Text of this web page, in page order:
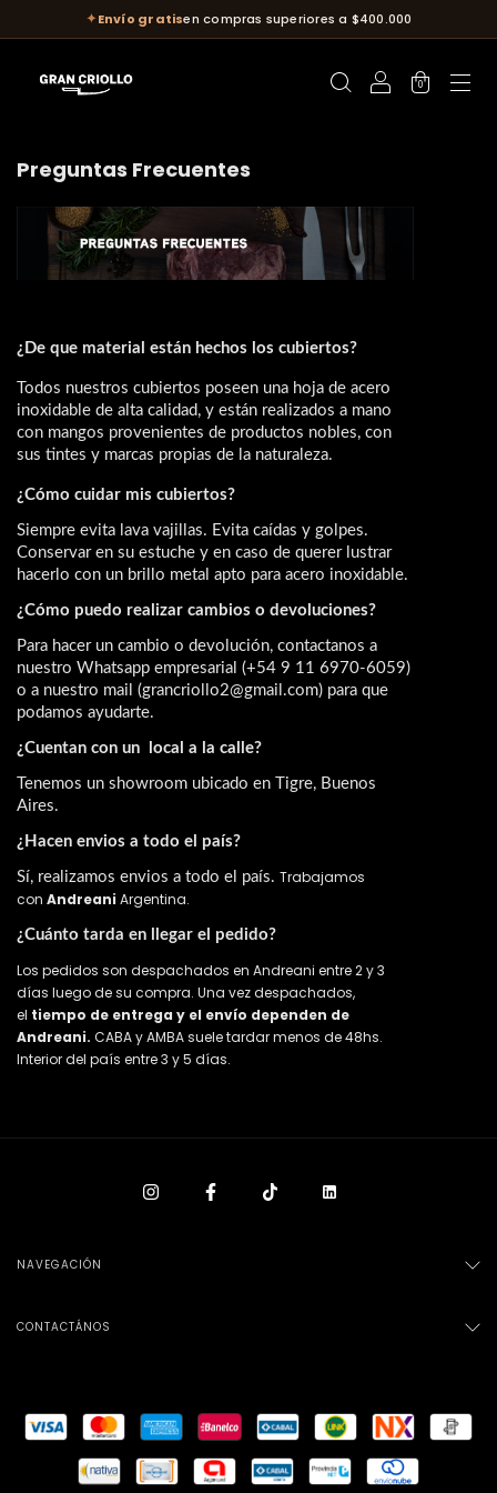
✦Envío gratisen compras superiores a $400.000
0
Preguntas Frecuentes
¿De que material están hechos los cubiertos?
Todos nuestros cubiertos poseen una hoja de acero
inoxidable de alta calidad, y están realizados a mano
con mangos provenientes de productos nobles, con
sus tintes y marcas propias de la naturaleza.
¿Cómo cuidar mis cubiertos?
Siempre evita lava vajillas. Evita caídas y golpes.
Conservar en su estuche y en caso de querer lustrar
hacerlo con un brillo metal apto para acero inoxidable.
¿Cómo puedo realizar cambios o devoluciones?
Para hacer un cambio o devolución, contactanos a
nuestro Whatsapp empresarial (+54 9 11 6970-6059)
o a nuestro mail (grancriollo2@gmail.com) para que
podamos ayudarte.
¿Cuentan con un  local a la calle?
Tenemos un showroom ubicado en Tigre, Buenos
Aires.
¿Hacen envios a todo el país?
Sí, realizamos envios a todo el país. Trabajamos
con Andreani Argentina.
¿Cuánto tarda en llegar el pedido?
Los pedidos son despachados en Andreani entre 2 y 3
días luego de su compra. Una vez despachados,
el tiempo de entrega y el envío dependen de
Andreani. CABA y AMBA suele tardar menos de 48hs.
Interior del país entre 3 y 5 días.
NAVEGACIÓN
CONTACTÁNOS